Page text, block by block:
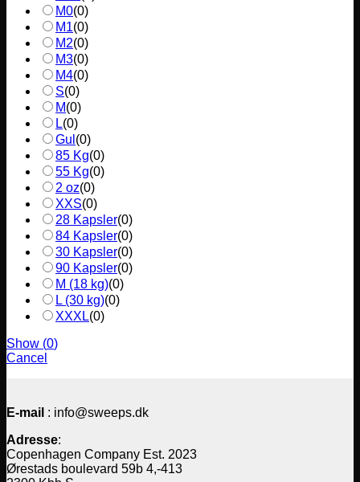
M0(0)
M1(0)
M2(0)
M3(0)
M4(0)
S(0)
M(0)
L(0)
Gul (0)
85 Kg(0)
55 Kg(0)
2 oz(0)
XXS(0)
28 Kapsler(0)
84 Kapsler(0)
30 Kapsler(0)
90 Kapsler(0)
M (18 kg)(0)
L (30 kg)(0)
XXXL(0)
Show (0)
Cancel
E-mail : info@sweeps.dk
Adresse:
Copenhagen Company Est. 2023
Ørestads boulevard 59b 4,-413